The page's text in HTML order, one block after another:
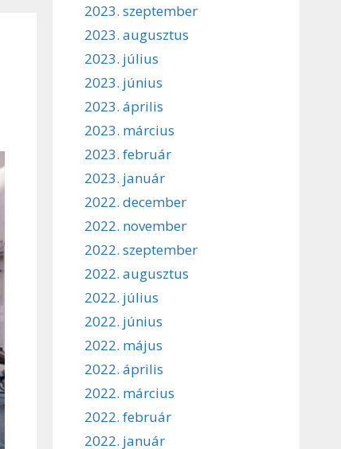
2023. szeptember
2023. augusztus
2023. július
2023. június
2023. április
2023. március
2023. február
2023. január
2022. december
2022. november
2022. szeptember
2022. augusztus
2022. július
2022. június
2022. május
2022. április
2022. március
2022. február
2022. január